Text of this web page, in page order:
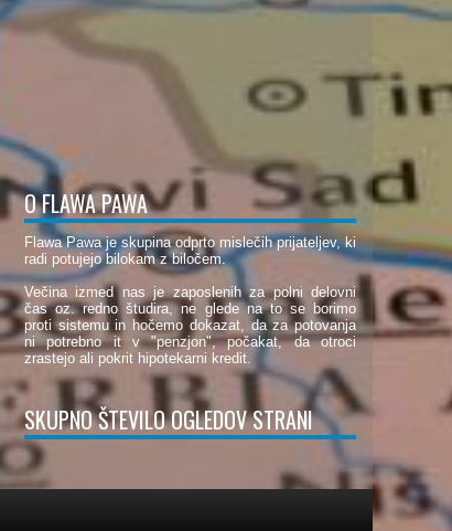
O FLAWA PAWA
Flawa Pawa je skupina odprto mislečih prijateljev, ki
radi potujejo bilokam z biločem.
Večina izmed nas je zaposlenih za polni delovni
čas oz. redno študira, ne glede na to se borimo
proti sistemu in hočemo dokazat, da za potovanja
ni potrebno it v "penzjon", počakat, da otroci
zrastejo ali pokrit hipotekarni kredit.
SKUPNO ŠTEVILO OGLEDOV STRANI